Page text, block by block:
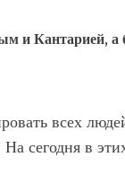
и Кантарией,
всех
сегодня в